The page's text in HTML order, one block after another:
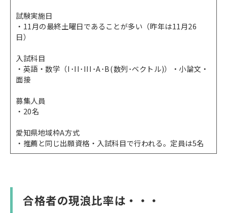
試験実施日
・11月の最終土曜日であることが多い（昨年は11月26
日）
入試科目
・英語・数学（I･II･III･A･B(数列･ベクトル)）・小論文・
面接
募集人員
・20名
愛知県地域枠A方式
・推薦と同じ出願資格・入試科目で行われる。定員は5名
合格者の現浪比率は・・・​​​​​​